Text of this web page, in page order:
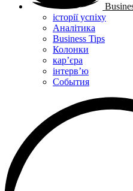
історії успіху
Аналітика
Business Tips
Колонки
кар’єра
інтерв’ю
Cобытия